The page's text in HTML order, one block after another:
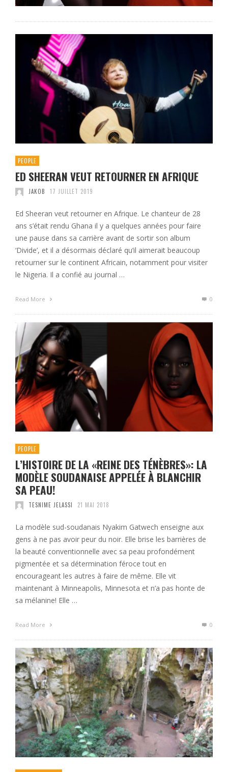
PEOPLE
ED SHEERAN VEUT RETOURNER EN AFRIQUE
JAKOB 17 JUILLET 2019
Ed Sheeran veut retourner en Afrique. Le chanteur de 28
ans s’était rendu Ghana il y a quelques années pour faire
une pause dans sa carrière avant de sortir son album
‘Divide’, et il a désormais déclaré qu’il aimerait beaucoup
retourner sur le continent Africain, notamment pour visiter
le Nigeria. Il a confié au journal …
Read More 0
PEOPLE
L’HISTOIRE DE LA «REINE DES TÉNÈBRES»: LA
MODÈLE SOUDANAISE APPELÉE À BLANCHIR
SA PEAU!
TESNIME JELASSI 21 MAI 2018
La modèle sud-soudanais Nyakim Gatwech enseigne aux
gens à ne pas avoir peur du noir. Elle brise les barrières de
la beauté conventionnelle avec sa peau profondément
pigmentée et sa détermination féroce tout en
encourageant les autres à faire de même. Elle vit
maintenant à Minneapolis, Minnesota et n’a pas honte de
sa mélanine! Elle …
Read More 0